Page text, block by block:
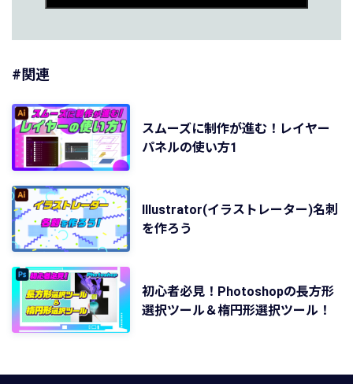
#関連
スムーズに制作が進む！レイヤー
パネルの使い方1
Illustrator(イラストレーター)名刺
を作ろう
初心者必見！Photoshopの長方形
選択ツール＆楕円形選択ツール！